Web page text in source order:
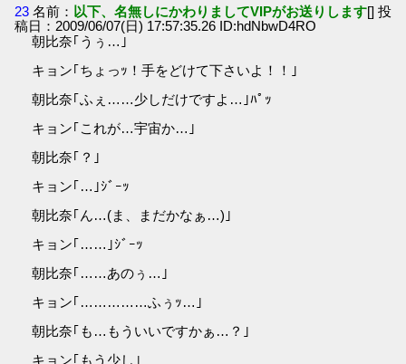
23 名前： 以下、名無しにかわりましてVIPがお送りします[] 投
稿日：2009/06/07(日) 17:57:35.26 ID:hdNbwD4RO
朝比奈｢うぅ…｣
キョン｢ちょっｯ！手をどけて下さいよ！！｣
朝比奈｢ふぇ……少しだけですよ…｣ﾊﾟｯ
キョン｢これが…宇宙か…｣
朝比奈｢？｣
キョン｢…｣ｼﾞｰｯ
朝比奈｢ん…(ま、まだかなぁ…)｣
キョン｢……｣ｼﾞｰｯ
朝比奈｢……あのぅ…｣
キョン｢……………ふぅｯ…｣
朝比奈｢も…もういいですかぁ…？｣
キョン｢もう少し｣